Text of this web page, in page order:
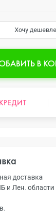
Хочу
В
доставка
и Лен. области